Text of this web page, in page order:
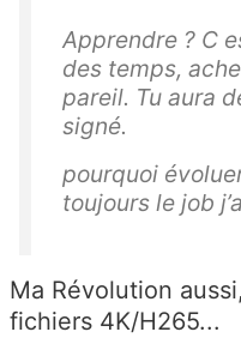
Apprendre ? C
des temps,
pareil. Tu aura
signé.
pourquoi
toujours le job
Ma Révolution
fichiers 4K/H265...